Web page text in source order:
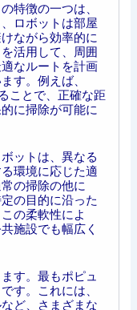
特徴の一つは、
ロボットは部屋
ながら効率的に
活用して、周囲
なルートを計画
す。例えば、
ことで、正確な距
に掃除が可能に
ットは、異なる
環境に応じた適
の掃除の他に
の目的に沿った
の柔軟性によ
施設でも幅広く
す。最もポピュ
す。これには、
ど、さまざまな